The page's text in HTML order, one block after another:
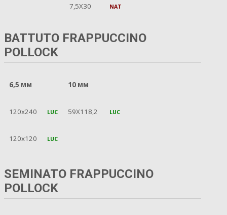
7,5X30 NAT
BATTUTO FRAPPUCCINO
POLLOCK
6,5 мм 10 мм
120x240 LUC 59X118,2 LUC
120x120 LUC
SEMINATO FRAPPUCCINO
POLLOCK